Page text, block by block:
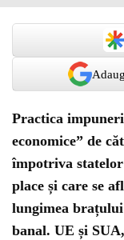
Practica
economice” de
împotriva
place și care se
lungimea
banal. UE și